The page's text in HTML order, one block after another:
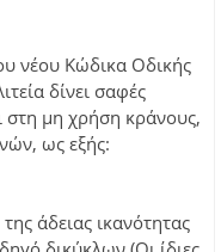
νέου Κώδικα Οδικής
δίνει σαφές
στη μη χρήση κράνους,
ως εξής:
άδειας ικανότητας